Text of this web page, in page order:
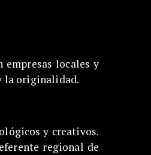
locales y
la originalidad.
y creativos.
regional de